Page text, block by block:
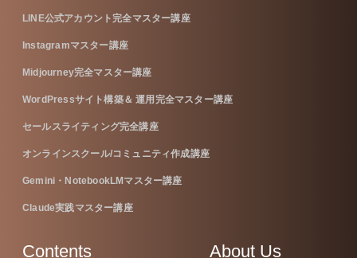
LINE公式アカウント完全マスター講座
Instagramマスター講座
Midjourney完全マスター講座
WordPressサイト構築＆ 運用完全マスター講座
セールスライティング完全講座
オンラインスクール/コミュニティ作成講座
Gemini・NotebookLMマスター講座
Claude実践マスター講座
Contents About Us